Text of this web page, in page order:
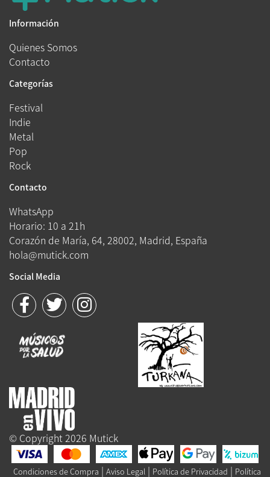
Información
Quienes Somos
Contacto
Categorías
Festival
Indie
Metal
Pop
Rock
Contacto
WhatsApp
Horario: 10 a 21h
Corazón de María, 64, 28002, Madrid, España
hola@mutick.com
Social Media
© Copyright 2026 Mutick
Condiciones de Compra | Aviso Legal | Política de Privacidad | Política